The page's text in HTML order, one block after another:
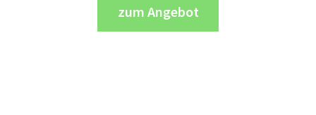
zum Angebot